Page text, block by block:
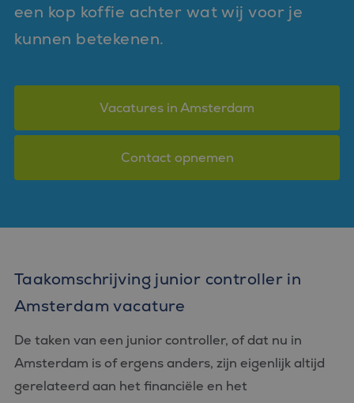
een kop koffie achter wat wij voor je
kunnen betekenen.
Vacatures in Amsterdam
Contact opnemen
Taakomschrijving junior controller in
Amsterdam vacature
De taken van een junior controller, of dat nu in
Amsterdam is of ergens anders, zijn eigenlijk altijd
gerelateerd aan het financiële en het